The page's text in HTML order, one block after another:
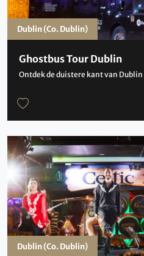
Ghostbus Tour Dublin
Ontdek de duistere kant van Dublin
Dublin (Co. Dublin)
Dublin (Co. Dublin)